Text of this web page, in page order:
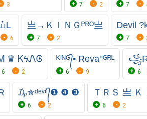
3 7 2 7
6
亗→ＫＩＮＧᴾᴿᴼ亗
7 2
Devil
7
♛ ᏦϟᏁᎶ
6 2
ᴷᴵᴺᴳ᭄• Reva°ᴳᴿᴸ
6 9 6
₯⁣✯ᵈᵉᵛⁱˡ᭄❶ ❹ ❸
6 2
ＴＲＳ 亗 Ｋ
6 2